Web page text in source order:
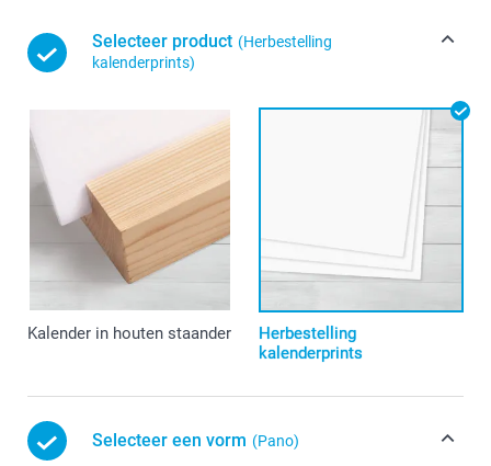
Selecteer product (Herbestelling
kalenderprints)
Kalender in houten staander
Herbestelling
kalenderprints
Selecteer een vorm (Pano)